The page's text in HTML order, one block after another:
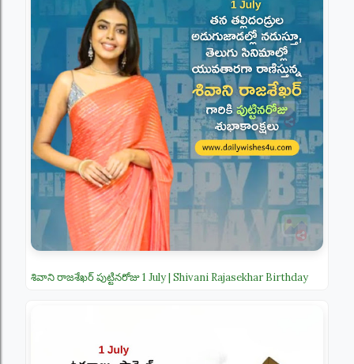
శివాని రాజశేఖర్ పుట్టినరోజు 1 July | Shivani Rajasekhar Birthday